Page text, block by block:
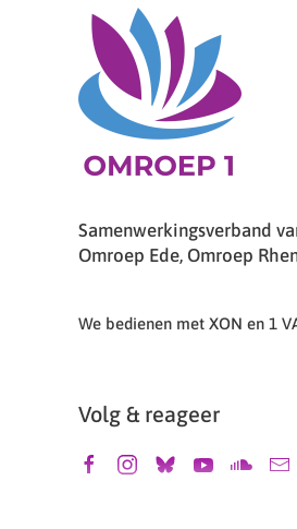
Samenwerkingsverband
Omroep Ede, Omroep
We bedienen met XON en 1
Volg & reageer